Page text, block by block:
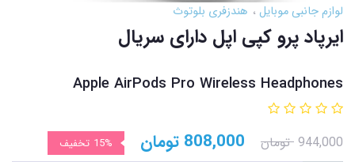
لوازم جانبی موبایل هندزفری بلوتوث
ایرپاد پرو کپی اپل دارای سریال
Apple AirPods Pro Wireless Headphones
944,000 تومان 808,000 تومان 15% تخفیف